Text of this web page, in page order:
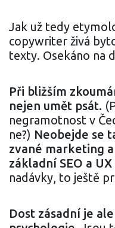
Jak už tedy
copywriter živá
texty. Osekáno na
Při bližším
nejen umět psát.
negramotnost v
ne?) Neobejde se
zvané marketing
základní SEO a
nadávky, to ještě
Dost zásadní je